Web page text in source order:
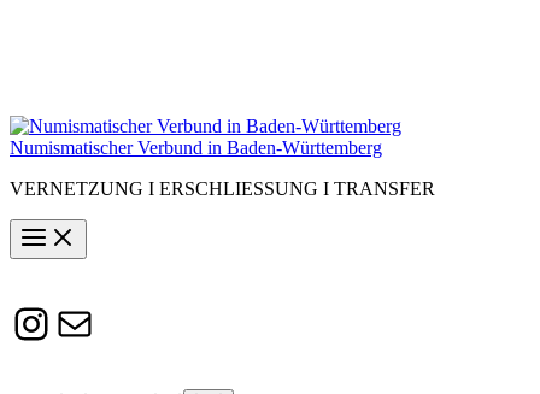
Numismatischer Verbund in Baden-Württemberg
VERNETZUNG I ERSCHLIESSUNG I TRANSFER
Instagram
Susanne.Boerner@zaw.uni-
heidelberg.de